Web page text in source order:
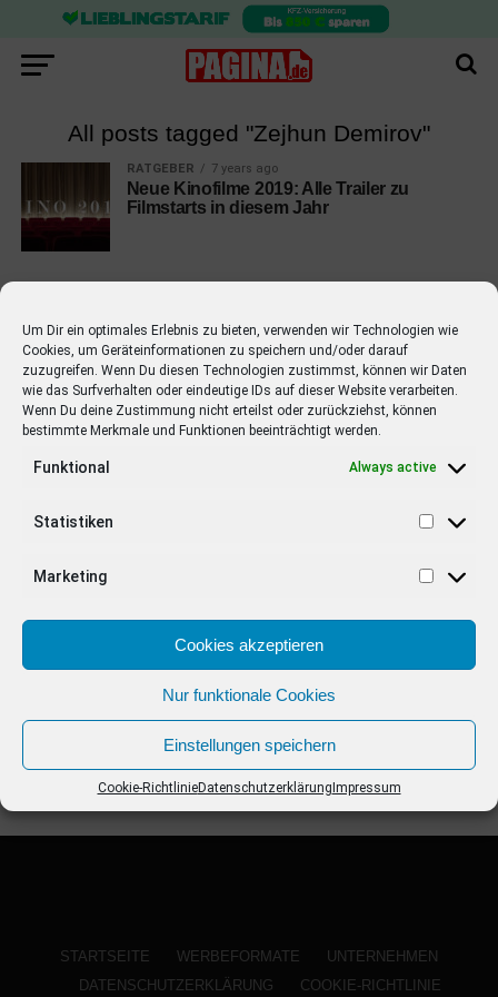
Um Dir ein optimales Erlebnis zu bieten, verwenden wir Technologien wie
Cookies, um Geräteinformationen zu speichern und/oder darauf
zuzugreifen. Wenn Du diesen Technologien zustimmst, können wir Daten
wie das Surfverhalten oder eindeutige IDs auf dieser Website verarbeiten.
Wenn Du deine Zustimmung nicht erteilst oder zurückziehst, können
bestimmte Merkmale und Funktionen beeinträchtigt werden.
Funktional Always active
Statistiken
Marketing
Cookies akzeptieren
Nur funktionale Cookies
Einstellungen speichern
Cookie-RichtlinieDatenschutzerklärung Impressum
All posts tagged "Zejhun Demirov"
RATGEBER 7 years ago
Neue Kinofilme 2019: Alle Trailer zu
Filmstarts in diesem Jahr
EMPFOHLEN
STARS 4 years ago
Barbara Schöneberger Moderatorin
von “Verstehen Sie Spaß?”
STARTSEITE WERBEFORMATE
UNTERNEHMEN
DATENSCHUTZERKLÄRUNG
COOKIE-RICHTLINIE